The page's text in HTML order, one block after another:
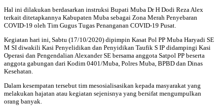
Hal ini dilakukan berdasarkan instruksi Bupati Muba Dr H Dodi Reza Alex
terkait ditetapkannya Kabupaten Muba sebagai Zona Merah Penyebaran
COVID-19 oleh Tim Gugus Tugas Penanganan COVID-19 Pusat.
Kegiatan hari ini, Sabtu (17/10/2020) dipimpin Kasat Pol PP Muba Haryadi SE
M SI diwakili Kasi Penyelidikan dan Penyidikan Taufik S IP didampingi Kasi
Operasi dan Pengendalian Alexander SE bersama anggota Satpol PP beserta
anggota gabungan dari Kodim 0401/Muba, Polres Muba, BPBD dan Dinas
Kesehatan.
Dalam kesempatan tersebut tim mesosialisasikan kepada masyarakat yang
melakukan hajatan atau kegiatan sejenisnya yang bersifat mengumpulkan
orang banyak.